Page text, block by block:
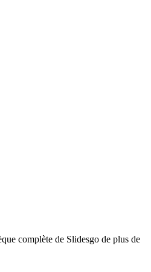
complète de Slidesgo de plus de